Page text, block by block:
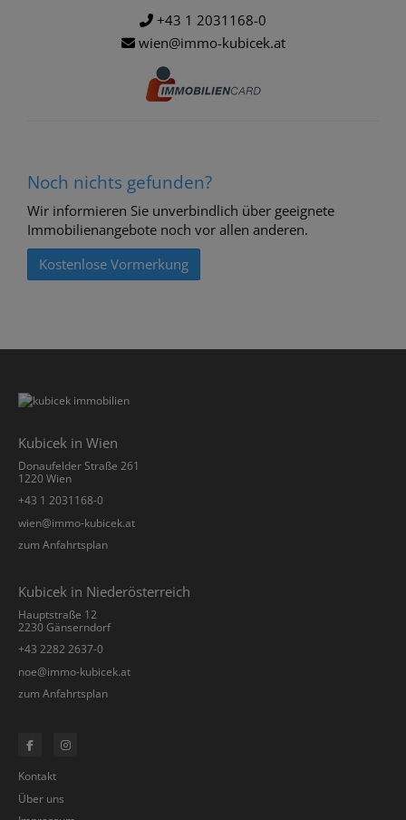
+43 1 2031168-0
wien@immo-kubicek.at
Noch nichts gefunden?
Wir informieren Sie unverbindlich über geeignete
Immobilienangebote noch vor allen anderen.
Kostenlose Vormerkung
Kubicek in Wien
Donaufelder Straße 261
1220 Wien
+43 1 2031168-0
­wien@immo-kubicek.at
zum Anfahrtsplan
Kubicek in Niederösterreich
Hauptstraße 12
2230 Gänserndorf
+43 2282 2637-0
­noe@immo-kubicek.at
zum Anfahrtsplan
Kontakt
Über uns